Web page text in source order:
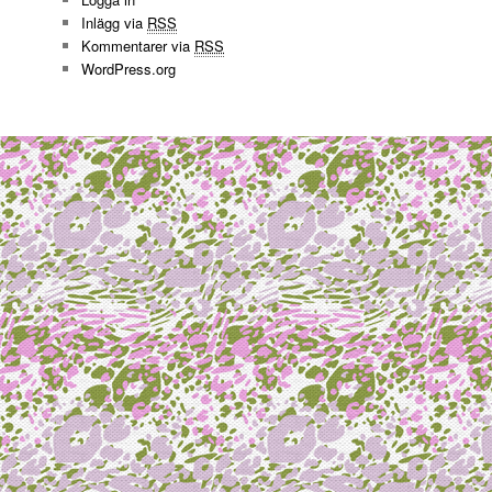
Inlägg via RSS
Kommentarer via RSS
WordPress.org